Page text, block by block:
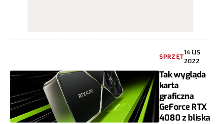
SPRZĘT
14 LIS
2022
Tak wygląda
karta
graficzna
GeForce RTX
4080 z bliska